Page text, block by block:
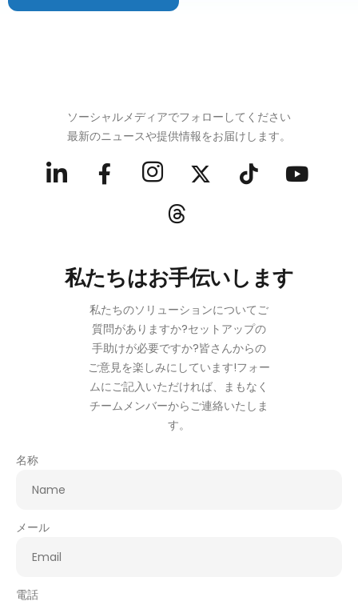
ソーシャルメディアでフォローしてください
最新のニュースや提供情報をお届けします。
私たちはお手伝いします
私たちのソリューションについてご
質問がありますか?セットアップの
手助けが必要ですか?皆さんからの
ご意見を楽しみにしています!フォー
ムにご記入いただければ、まもなく
チームメンバーからご連絡いたしま
す。
名称
メール
電話